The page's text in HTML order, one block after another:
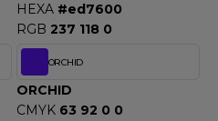
HEXA #ed7600
RGB 237 118 0
ORCHID
ORCHID
CMYK 63 92 0 0